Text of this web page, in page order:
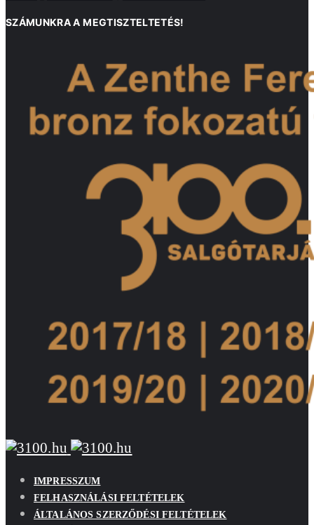
SZÁMUNKRA A MEGTISZTELTETÉS!
IMPRESSZUM
FELHASZNÁLÁSI FELTÉTELEK
ÁLTALÁNOS SZERZŐDÉSI FELTÉTELEK